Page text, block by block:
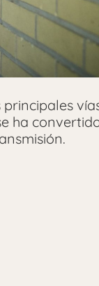
principales
ha